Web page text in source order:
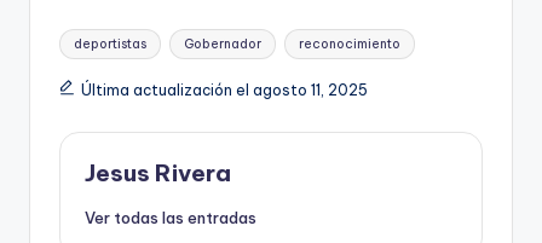
Etiquetas:
deportistas Gobernador reconocimiento
Última actualización el agosto 11, 2025
Jesus Rivera
Ver todas las entradas